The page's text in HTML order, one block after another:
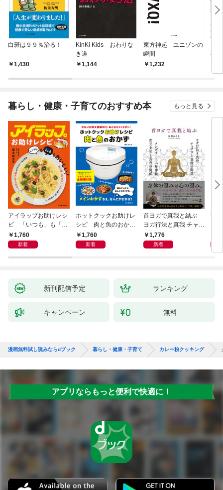
白斑は９９％治る！
1,430
KinKi Kids おわりな
き道
1,144
東方神起 ユニゾンの
瞬間
1,232
た
の
0倍
暮らし・健康・子育てのおすすめ本 もっと見る
アイラップお助けレシ
ピ 「いつも」も「も
しも」もおいしい！
1,760
新着
ホットクックお助けレ
シピ 肉と魚のおか
ず 少ない材料＆調味
料で、あとはスイッチ
1,760
新着
首ヨガで真我と結ぶ
ヨガ行法と真我 チャク
ラと真我の関係 クンダ
リーニ上昇体験 次元上
1,776
新着
す
新刊配信予定 ランキング
キャンペーン 無料
漫画無料試し読みならdブック 暮らし・健康・子育て カレー粉クッキング
アプリならもっと便利で快適に！